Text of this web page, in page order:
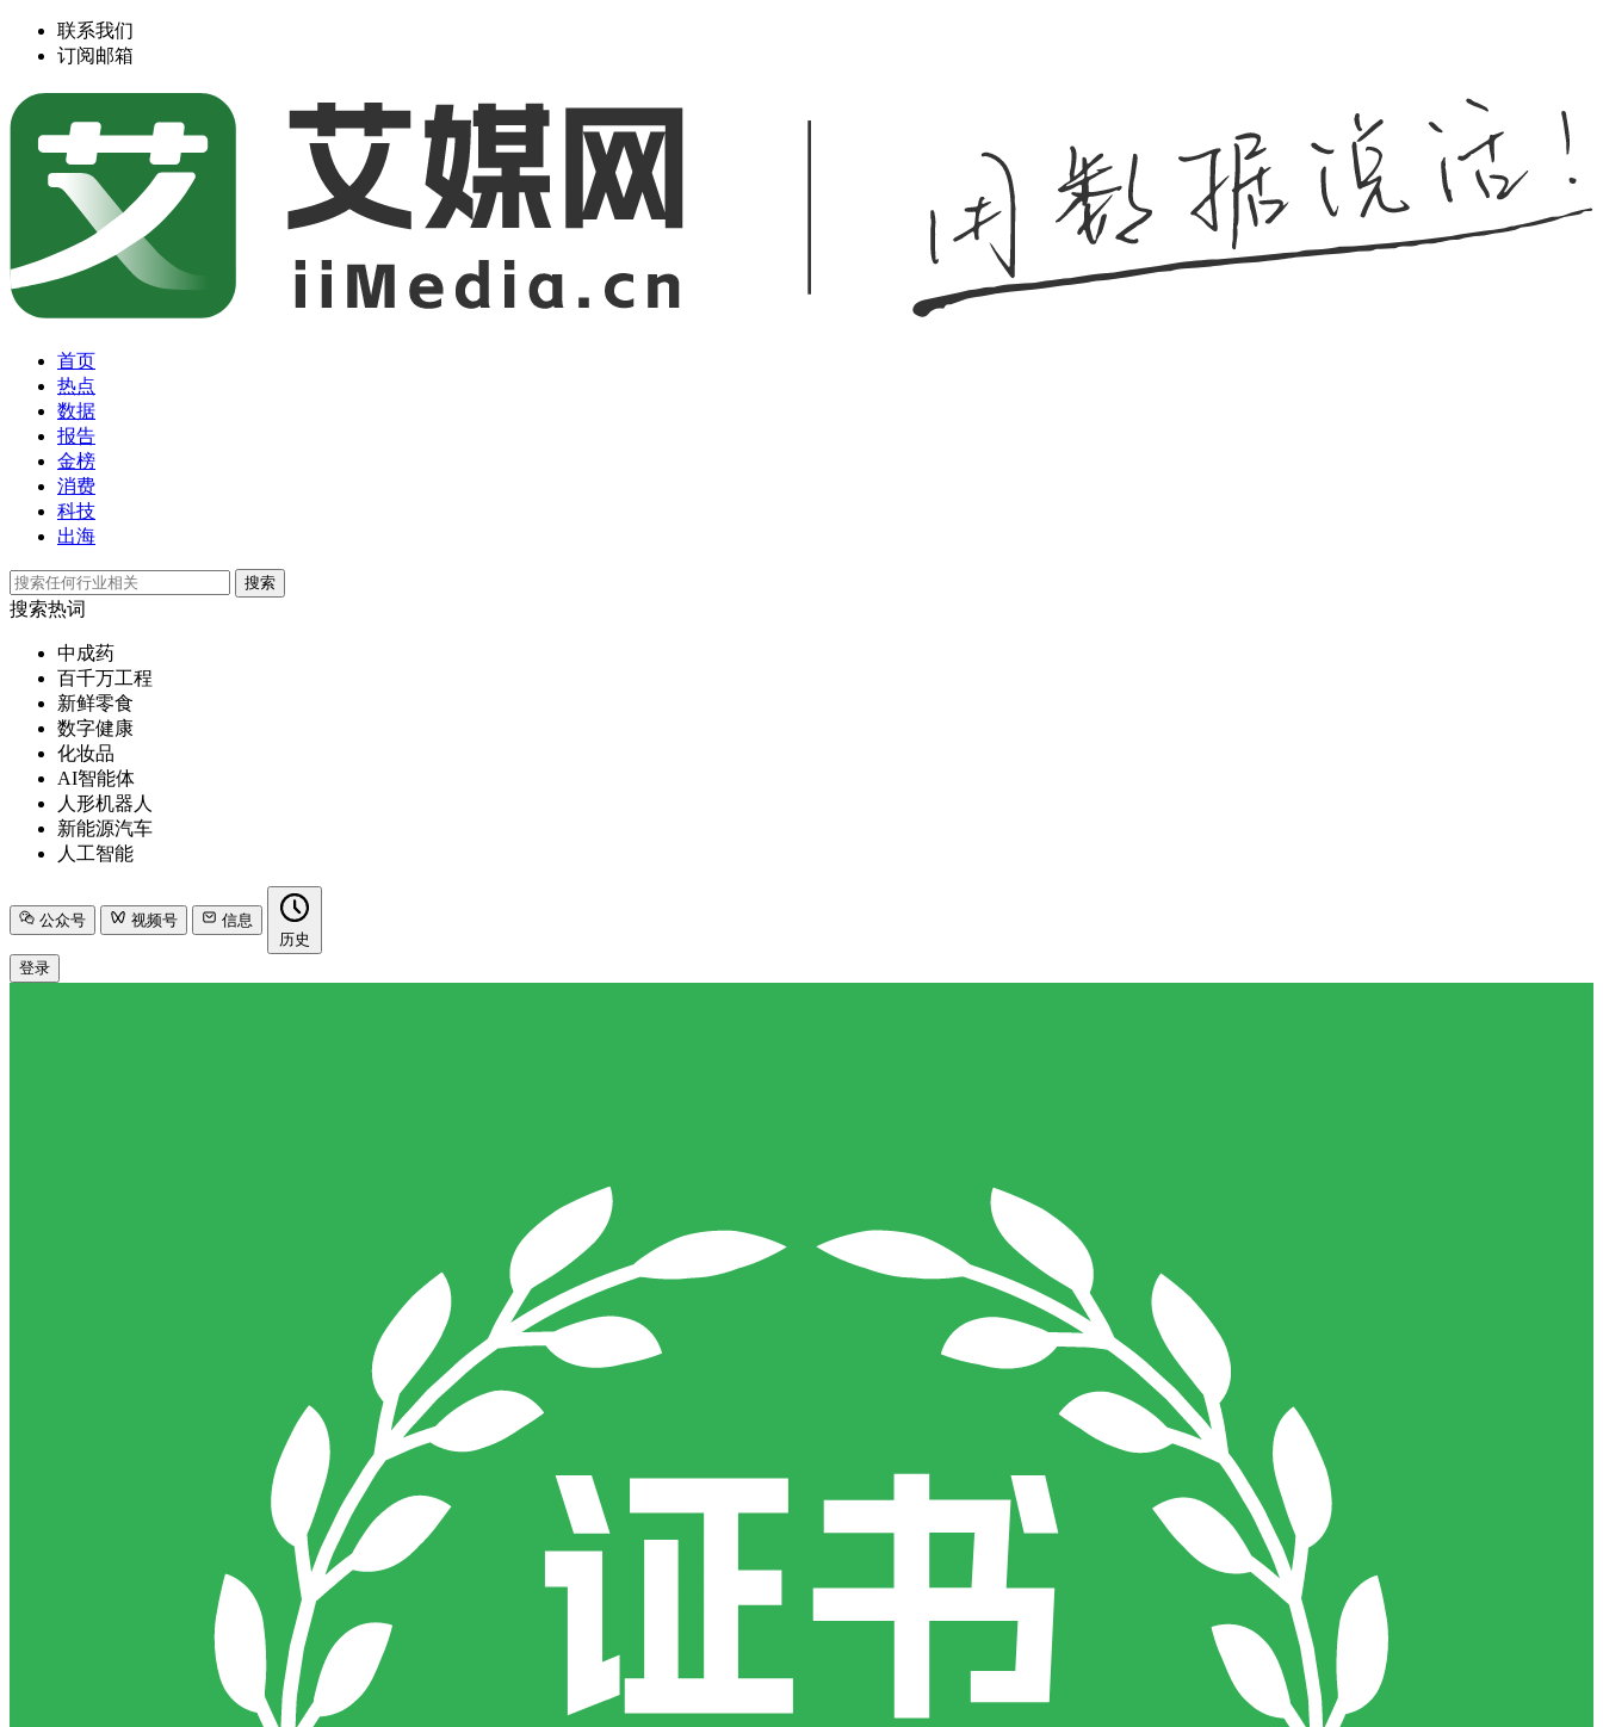
联系我们
订阅邮箱
首页
热点
数据
报告
金榜
消费
科技
出海
搜索
搜索热词
中成药
百千万工程
新鲜零食
数字健康
化妆品
AI智能体
人形机器人
新能源汽车
人工智能
公众号 视频号
信息
历史
登录